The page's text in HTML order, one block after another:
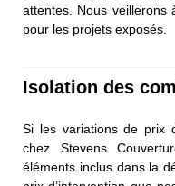
attentes. Nous veillerons
pour les projets exposés.
Isolation des
Si les variations de prix
chez Stevens
éléments inclus dans la